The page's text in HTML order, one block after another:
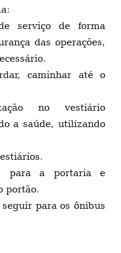
serviço de forma
das operações,
caminhar até o
no vestiário
a saúde, utilizando
para a portaria e
portão.
para os ônibus